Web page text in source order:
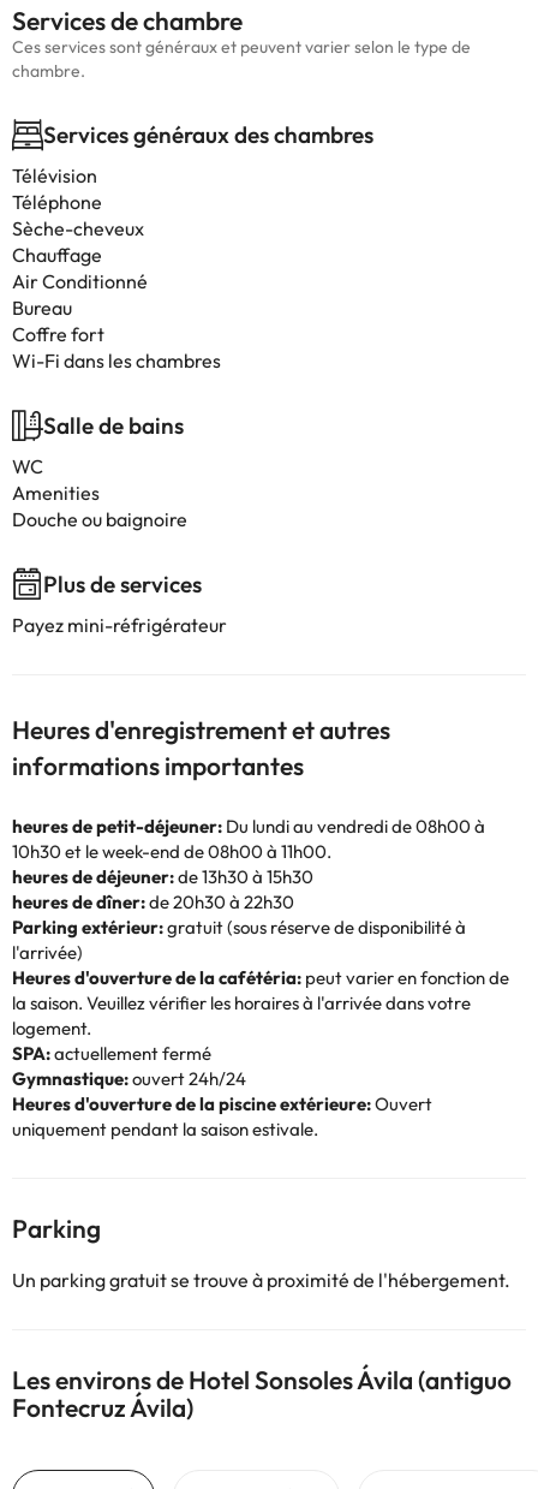
Services de chambre
Ces services sont généraux et peuvent varier selon le type de
chambre.
Services généraux des chambres
Télévision
Téléphone
Sèche-cheveux
Chauffage
Air Conditionné
Bureau
Coffre fort
Wi-Fi dans les chambres
Salle de bains
WC
Amenities
Douche ou baignoire
Plus de services
Payez mini-réfrigérateur
Heures d'enregistrement et autres
informations importantes
heures de petit-déjeuner: Du lundi au vendredi de 08h00 à
10h30 et le week-end de 08h00 à 11h00.
heures de déjeuner:de 13h30 à 15h30
heures de dîner:de 20h30 à 22h30
Parking extérieur:gratuit (sous réserve de disponibilité à
l'arrivée)
Heures d'ouverture de la cafétéria: peut varier en fonction de
la saison. Veuillez vérifier les horaires à l'arrivée dans votre
logement.
SPA:actuellement fermé
Gymnastique:ouvert 24h/24
Heures d'ouverture de la piscine extérieure:Ouvert
uniquement pendant la saison estivale.
Parking
Un parking gratuit se trouve à proximité de l'hébergement.
Les environs de Hotel Sonsoles Ávila (antiguo
Fontecruz Ávila)